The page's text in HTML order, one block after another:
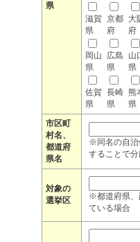
県
滋賀
県
京都
府
大
府
岡山
県
広島
県
山
県
佐賀
県
長崎
県
熊
県
市区町
村名、
都道府
県名
※同名の自治
することで分
対象の
選挙区
※都道府県、
ている場合